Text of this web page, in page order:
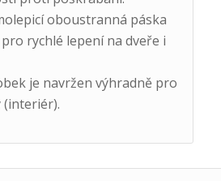
oboustranná páska
rychlé lepení na dveře i
je navržen výhradně pro